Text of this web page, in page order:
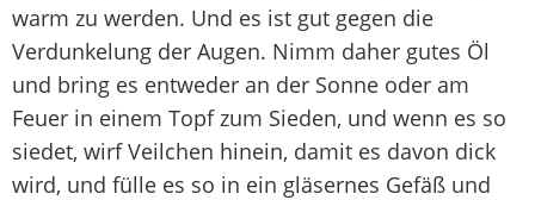
warm zu werden. Und es ist gut gegen die
Verdunkelung der Augen. Nimm daher gutes Öl
und bring es entweder an der Sonne oder am
Feuer in einem Topf zum Sieden, und wenn es so
siedet, wirf Veilchen hinein, damit es davon dick
wird, und fülle es so in ein gläsernes Gefäß und